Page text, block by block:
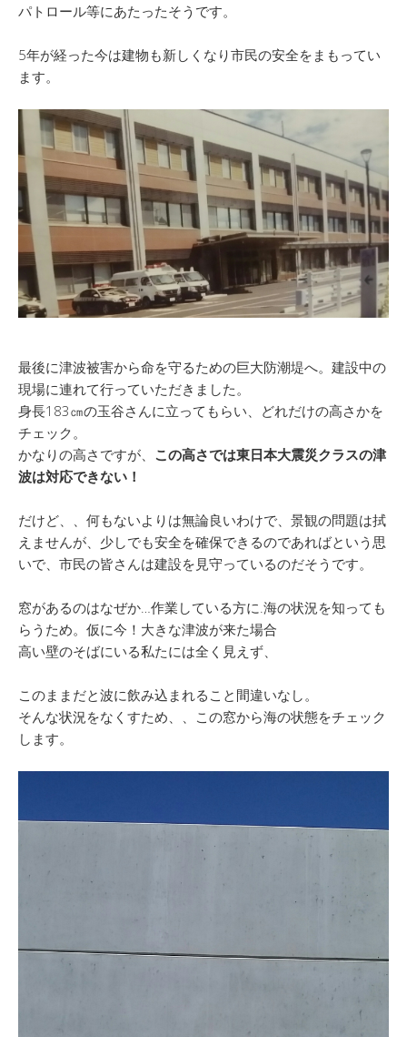
パトロール等にあたったそうです。
5年が経った今は建物も新しくなり市民の安全をまもってい
ます。
最後に津波被害から命を守るための巨大防潮堤へ。建設中の
現場に連れて行っていただきました。
身長183㎝の玉谷さんに立ってもらい、どれだけの高さかを
チェック。
かなりの高さですが、 この高さでは東日本大震災クラスの津
波は対応できない！
だけど、、何もないよりは無論良いわけで、景観の問題は拭
えませんが、少しでも安全を確保できるのであればという思
いで、市民の皆さんは建設を見守っているのだそうです。
窓があるのはなぜか…作業している方に.海の状況を知っても
らうため。仮に今！大きな津波が来た場合
高い壁のそばにいる私たには全く見えず、
このままだと波に飲み込まれること間違いなし。
そんな状況をなくすため、、この窓から海の状態をチェック
します。